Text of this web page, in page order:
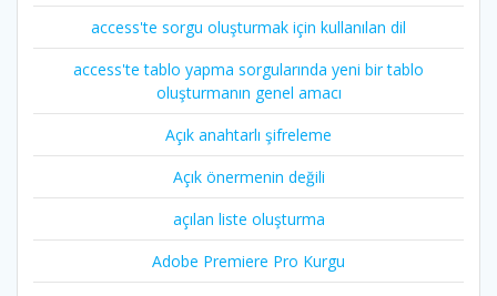
access'te sorgu oluşturmak için kullanılan dil
access'te tablo yapma sorgularında yeni bir tablo
oluşturmanın genel amacı
Açık anahtarlı şifreleme
Açık önermenin değili
açılan liste oluşturma
Adobe Premiere Pro Kurgu